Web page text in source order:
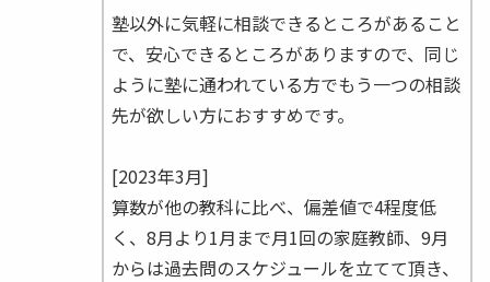
塾以外に気軽に相談できるところがあること
で、安心できるところがありますので、同じ
ように塾に通われている方でもう一つの相談
先が欲しい方におすすめです。
[2023年3月]
算数が他の教科に比べ、偏差値で4程度低
く、8月より1月まで月1回の家庭教師、9月
からは過去問のスケジュールを立てて頂き、